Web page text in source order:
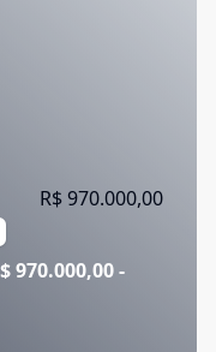
970.000,00 -
R$ 970.000,00